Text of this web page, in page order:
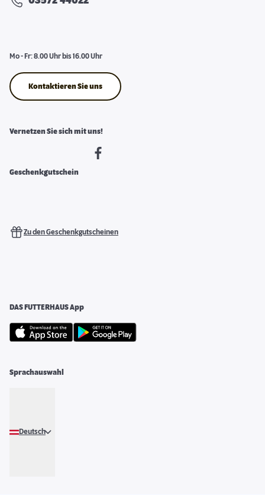
Mo - Fr: 8.00 Uhr bis 16.00 Uhr
Kontaktieren Sie uns
Vernetzen Sie sich mit uns!
Geschenkgutschein
Zu den Geschenkgutscheinen
DAS FUTTERHAUS App
Sprachauswahl
Deutsch